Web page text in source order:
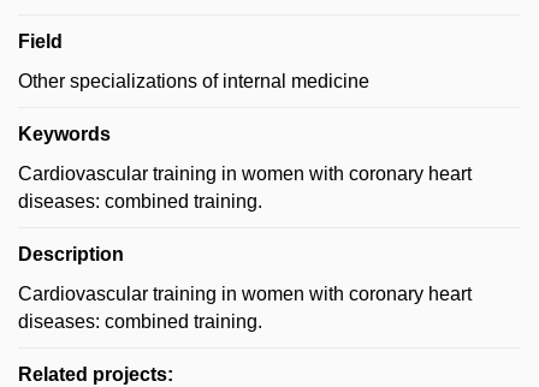
Field
Other specializations of internal medicine
Keywords
Cardiovascular training in women with coronary heart
diseases: combined training.
Description
Cardiovascular training in women with coronary heart
diseases: combined training.
Related projects: